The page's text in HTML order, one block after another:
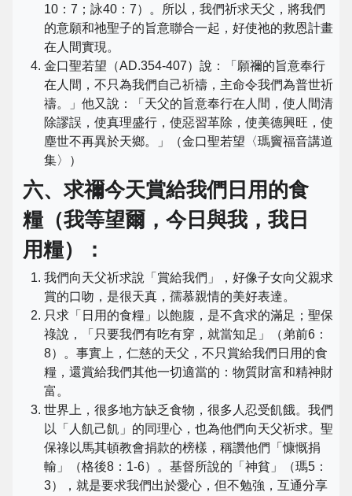
10：7；詠40：7）。所以，我們祈求天父，將我們
的意願和祂聖子的旨意聯合一起，好使祂的救恩計畫
在人間實現。
金口聖若望（AD.354-407）說：「願禰的旨意奉行
在人間，不只為我們自己祈禱，主命令我們為普世祈
禱。」他又說：「天父的旨意奉行在人間，使人間清
除謬誤，使真理盛行，使惡習革除，使美德興旺，使
塵世不再異於天鄉。」（金口聖若望〈瑪竇福音講道
集〉）
六、求禰今天賞給我們日用的食
糧（我等望爾，今日與我，我日
用糧）：
我們向天父祈求說「賞給我們」，好像子女向父親求
賞的口吻，是很天真，孺慕親情的美好表達。
只求「日用的食糧」以飽腹，是不貪求的滿足；聖保
祿說，「只要我們有吃有穿，就當知足」（弟前6：
8）。事實上，仁慈的天父，不只賞給我們日用的食
糧，還賞給我們其他一切適當的：物質財富和精神財
富。
世界上，很多地方缺乏食物，很多人忍受飢餓。我們
以「人飢己飢」的同理心，也為他們向天父祈求。聖
保祿以馬其頓教會捐款的榜樣，稱讚他們「慷慨捐
輸」（格後8：1-6）。基督所說的「神貧」（瑪5：
3），就是要求我們出於愛心，但不勉強，互通分享